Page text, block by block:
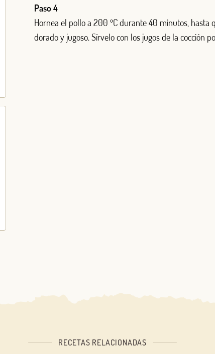
Paso 4
Hornea el pollo a 200 ºC durante 40 minutos, hasta
dorado y jugoso. Sírvelo con los jugos de la cocción
RECETAS RELACIONADAS